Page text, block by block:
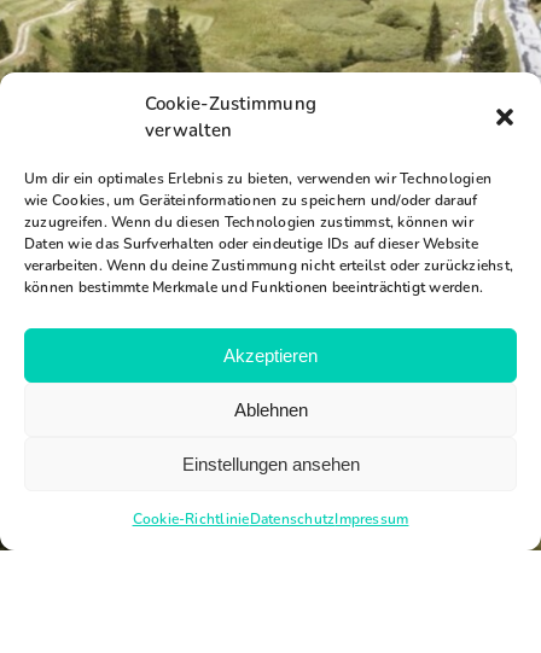
Cookie-Zustimmung
verwalten
Um dir ein optimales Erlebnis zu bieten, verwenden wir Technologien
wie Cookies, um Geräteinformationen zu speichern und/oder darauf
zuzugreifen. Wenn du diesen Technologien zustimmst, können wir
Daten wie das Surfverhalten oder eindeutige IDs auf dieser Website
verarbeiten. Wenn du deine Zustimmung nicht erteilst oder zurückziehst,
können bestimmte Merkmale und Funktionen beeinträchtigt werden.
Akzeptieren
Ablehnen
Einstellungen ansehen
Cookie-RichtlinieDatenschutzImpressum